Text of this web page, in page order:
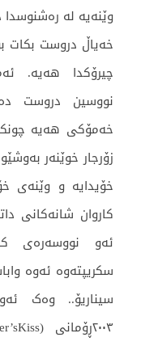
وێنه‌یه‌ له‌
خه‌یاڵ دروست بکات
چیرۆکدا هەیە.
نووسین دروست
خه‌مۆكی هه‌یه‌
زۆرجار خوێنه‌ر
خۆیدایه‌ و وێنەی
كاروان شانه‌كانی
ئه‌و نووسەره‌ی
سكریپته‌وه‌ ئه‌وه‌
سیناریۆ.. وەک